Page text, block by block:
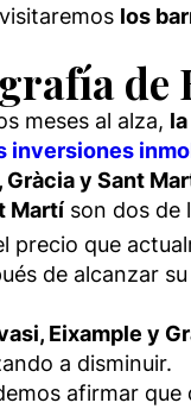
los
de
meses al alza,
inversiones
Gràcia y Sant
Martí son dos de
precio que
de alcanzar
Eixample y
a disminuir.
afirmar